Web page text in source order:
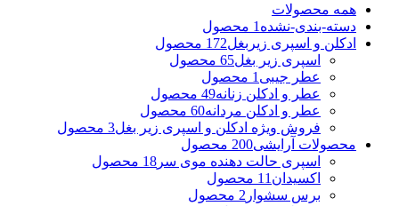
همه محصولات
دسته-بندی-نشده 1 محصول
ادکلن و اسپری زیربغل172 محصول
اسپری زیر بغل65 محصول
عطر جیبی 1 محصول
عطر و ادکلن زنانه49 محصول
عطر و ادکلن مردانه60 محصول
فروش ویژه ادکلن و اسپری زیر بغل3 محصول
محصولات آرایشی200 محصول
اسپری حالت دهنده موی سر 18 محصول
اکسیدان 11 محصول
برس سشوار 2 محصول